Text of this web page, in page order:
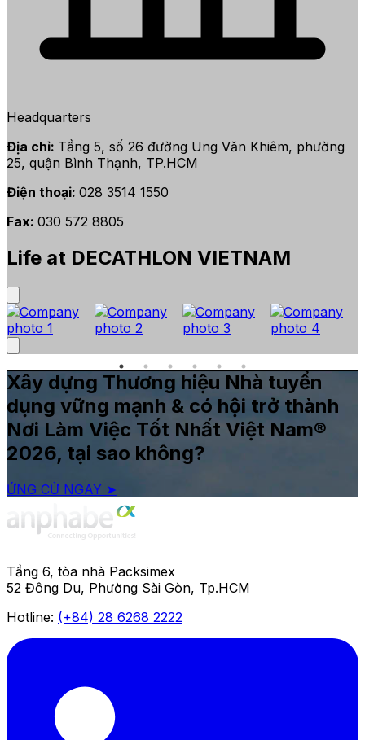
Headquarters
Địa chỉ: Tầng 5, số 26 đường Ung Văn Khiêm, phường
25, quận Bình Thạnh, TP.HCM
Điện thoại: 028 3514 1550
Fax: 030 572 8805
Life at DECATHLON VIETNAM
Xây dựng Thương hiệu Nhà tuyển
dụng vững mạnh & có hội trở thành
Nơi Làm Việc Tốt Nhất Việt Nam®
2026, tại sao không?
ỨNG CỬ NGAY ➤
Tầng 6, tòa nhà Packsimex
52 Đông Du, Phường Sài Gòn, Tp.HCM
Hotline: (+84) 28 6268 2222